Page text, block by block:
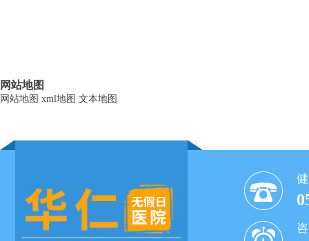
网站地图
网站地图 xml地图 文本地图